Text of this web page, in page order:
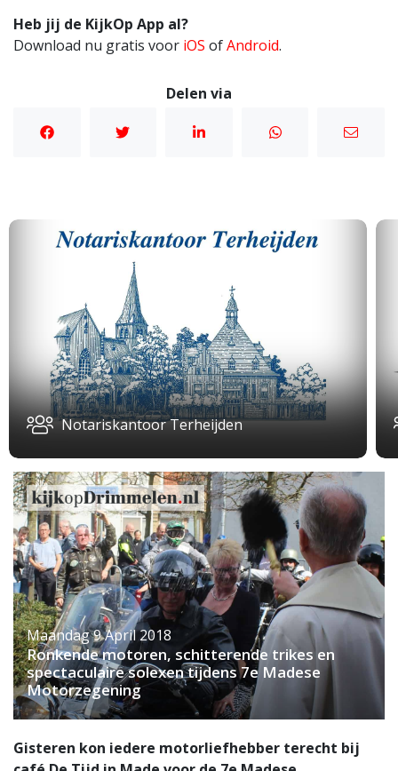
Heb jij de KijkOp App al?
Download nu gratis voor iOS ofAndroid.
Delen via
Notariskantoor Terheijden
Maandag 9 April 2018
Ronkende motoren, schitterende trikes en
spectaculaire solexen tijdens 7e Madese
Motorzegening
Gisteren kon iedere motorliefhebber terecht bij